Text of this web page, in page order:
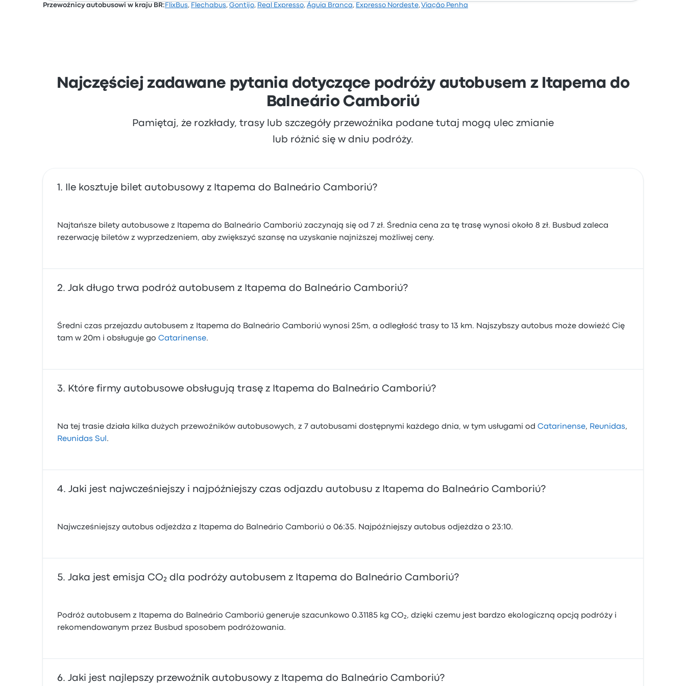
Przewoźnicy autobusowi w kraju BR: FlixBus, Flechabus, Gontijo, Real Expresso, Águia Branca, Expresso Nordeste,Viação Penha
Najczęściej zadawane pytania dotyczące podróży autobusem z Itapema do
Balneário Camboriú
Pamiętaj, że rozkłady, trasy lub szczegóły przewoźnika podane tutaj mogą ulec zmianie
lub różnić się w dniu podróży.
Ile kosztuje bilet autobusowy z Itapema do Balneário Camboriú?
Najtańsze bilety autobusowe z Itapema do Balneário Camboriú zaczynają się od 7 zł. Średnia cena za tę trasę wynosi około 8 zł. Busbud zaleca
rezerwację biletów z wyprzedzeniem, aby zwiększyć szansę na uzyskanie najniższej możliwej ceny.
Jak długo trwa podróż autobusem z Itapema do Balneário Camboriú?
Średni czas przejazdu autobusem z Itapema do Balneário Camboriú wynosi 25m, a odległość trasy to 13 km. Najszybszy autobus może dowieźć Cię
tam w 20m i obsługuje go Catarinense.
Które firmy autobusowe obsługują trasę z Itapema do Balneário Camboriú?
Na tej trasie działa kilka dużych przewoźników autobusowych, z 7 autobusami dostępnymi każdego dnia, w tym usługami od Catarinense, Reunidas,
Reunidas Sul .
Jaki jest najwcześniejszy i najpóźniejszy czas odjazdu autobusu z Itapema do Balneário Camboriú?
Najwcześniejszy autobus odjeżdża z Itapema do Balneário Camboriú o 06:35. Najpóźniejszy autobus odjeżdża o 23:10.
Jaka jest emisja CO₂ dla podróży autobusem z Itapema do Balneário Camboriú?
Podróż autobusem z Itapema do Balneário Camboriú generuje szacunkowo 0.31185 kg CO₂, dzięki czemu jest bardzo ekologiczną opcją podróży i
rekomendowanym przez Busbud sposobem podróżowania.
Jaki jest najlepszy przewoźnik autobusowy z Itapema do Balneário Camboriú?